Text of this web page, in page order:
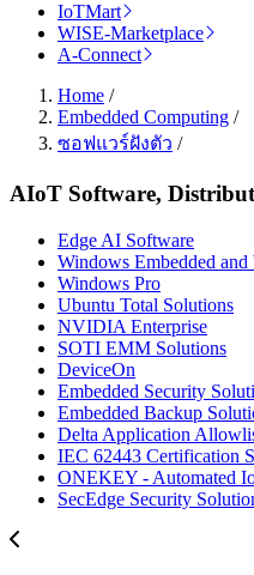
IoTMart
WISE-Marketplace
A-Connect
Home /
Embedded Computing /
ซอฟแวร์ฝังตัว /
AIoT Software,
Edge AI Software
Windows Embedded
Windows Pro
Ubuntu Total Solutions
NVIDIA Enterprise
SOTI EMM Solutions
DeviceOn
Embedded Security
Embedded Backup
Delta Application
IEC 62443 Certification
ONEKEY - Automated
SecEdge Security